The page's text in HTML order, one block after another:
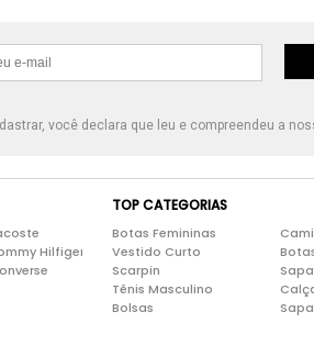
você declara que leu e compreendeu a
Hilfiger
TOP CATEGORIAS
Botas Femininas
Vestido Curto
Scarpin
Tênis Masculino
Bolsas